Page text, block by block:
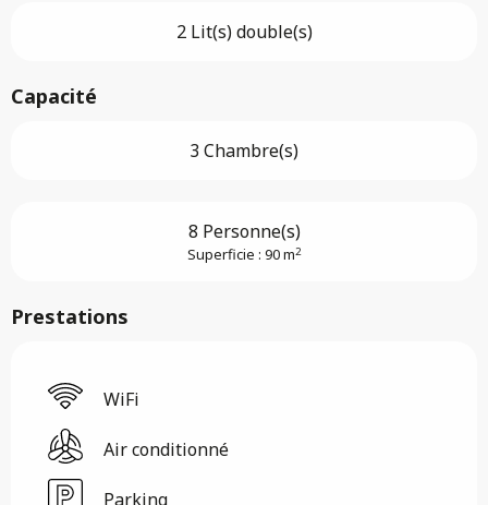
2 Lit(s) double(s)
Capacité
3 Chambre(s)
8 Personne(s)
Superficie : 90 m2
Prestations
WiFi
Air conditionné
Parking